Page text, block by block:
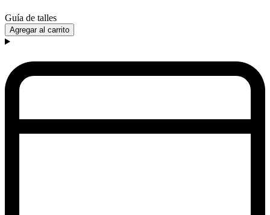
Guía de talles
Agregar al carrito